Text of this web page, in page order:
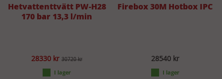
Hetvattenttvätt PW-H28
170 bar 13,3 l/min
28330 kr 30720 kr
Firebox 30M Hotbox IPC
28540 kr